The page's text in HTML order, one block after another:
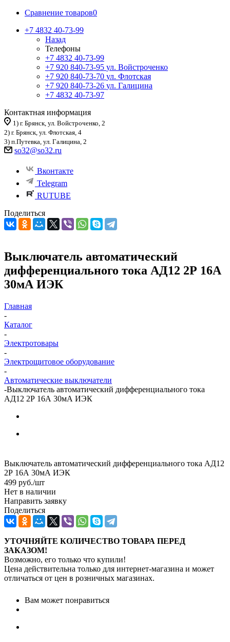
Сравнение товаров0
+7 4832 40-73-99
Назад
Телефоны
+7 4832 40-73-99
+7 920 840-73-95 ул. Войстроченко
+7 920 840-73-70 ул. Флотская
+7 920 840-73-26 ул. Галицина
+7 4832 40-73-97
Контактная информация
1) г. Брянск, ул. Войстроченко, 2
2) г. Брянск, ул. Флотская, 4
3) п.Путевка, ул. Галицина, 2
so32@so32.ru
Вконтакте
Telegram
RUTUBE
Поделиться
Выключатель автоматический
дифференциального тока АД12 2Р 16А
30мА ИЭК
Главная
-
Каталог
-
Электротовары
-
Электрощитовое оборудование
-
Автоматические выключатели
-Выключатель автоматический дифференциального тока
АД12 2Р 16А 30мА ИЭК
Выключатель автоматический дифференциального тока АД12
2Р 16А 30мА ИЭК
499 руб./шт
Нет в наличии
Направить заявку
Поделиться
УТОЧНЯЙТЕ КОЛИЧЕСТВО ТОВАРА ПЕРЕД
ЗАКАЗОМ!
Возможно, его только что купили!
Цена действительна только для интернет-магазина и может
отличаться от цен в розничных магазинах.
Вам может понравиться